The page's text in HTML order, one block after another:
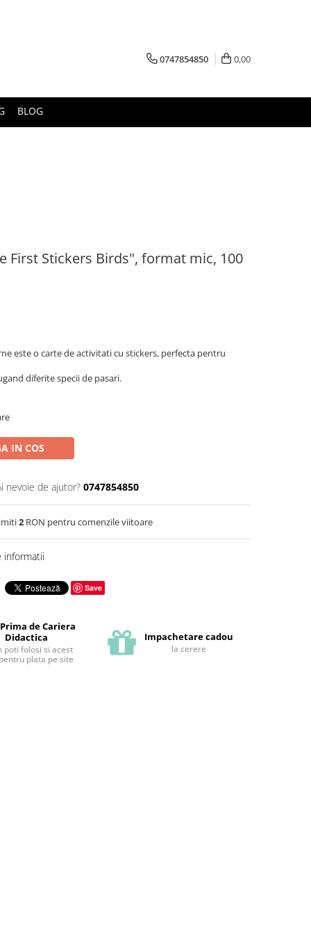
0747854850 0,00
BLOG
First Stickers Birds", format mic, 100
este o carte de activitati cu stickers, perfecta pentru
diferite specii de pasari.
IN COS
nevoie de ajutor? 0747854850
2 RON pentru comenzile viitoare
informatii
Save
de Cariera
Didactica
poti folosi si acest
plata pe site
Impachetare cadou
la cerere